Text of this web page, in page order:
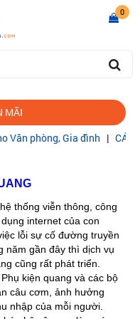
0
MÃI
Gia đình|CÁP QUANG
thống viễn thông, công
internet của con
lỗi sự cố đường truyền
năm gần đây thì dịch vụ
cũng rất phát triển.
kiện quang và các bộ
câu cơm, ảnh hưởng
nhập của mỗi người.